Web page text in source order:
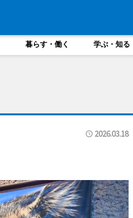
暮らす・働く 学ぶ・知る
2026.03.18